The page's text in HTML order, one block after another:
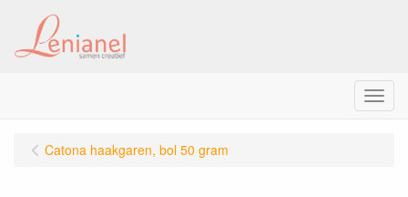
Menu
Catona haakgaren, bol 50 gram